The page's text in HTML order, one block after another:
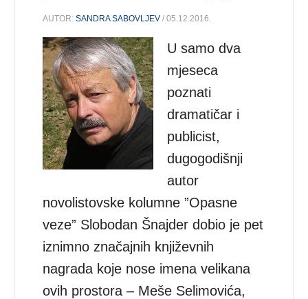
AUTOR:SANDRA SABOVLJEV / 05.12.2016.
U samo dva
mjeseca
poznati
dramatičar i
publicist,
dugogodišnji
autor
novolistovske kolumne ”Opasne
veze” Slobodan Šnajder dobio je pet
iznimno značajnih književnih
nagrada koje nose imena velikana
ovih prostora – Meše Selimovića,